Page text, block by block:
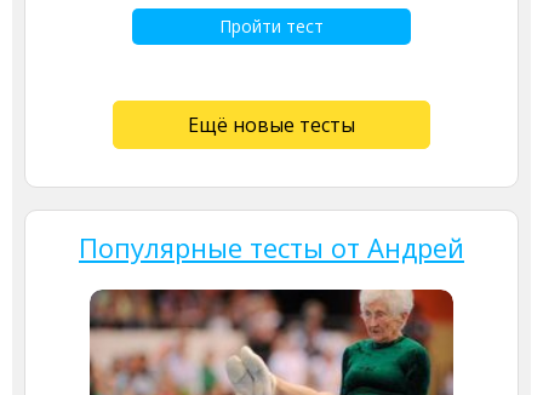
Пройти тест
Ещё новые тесты
Популярные тесты от Андрей